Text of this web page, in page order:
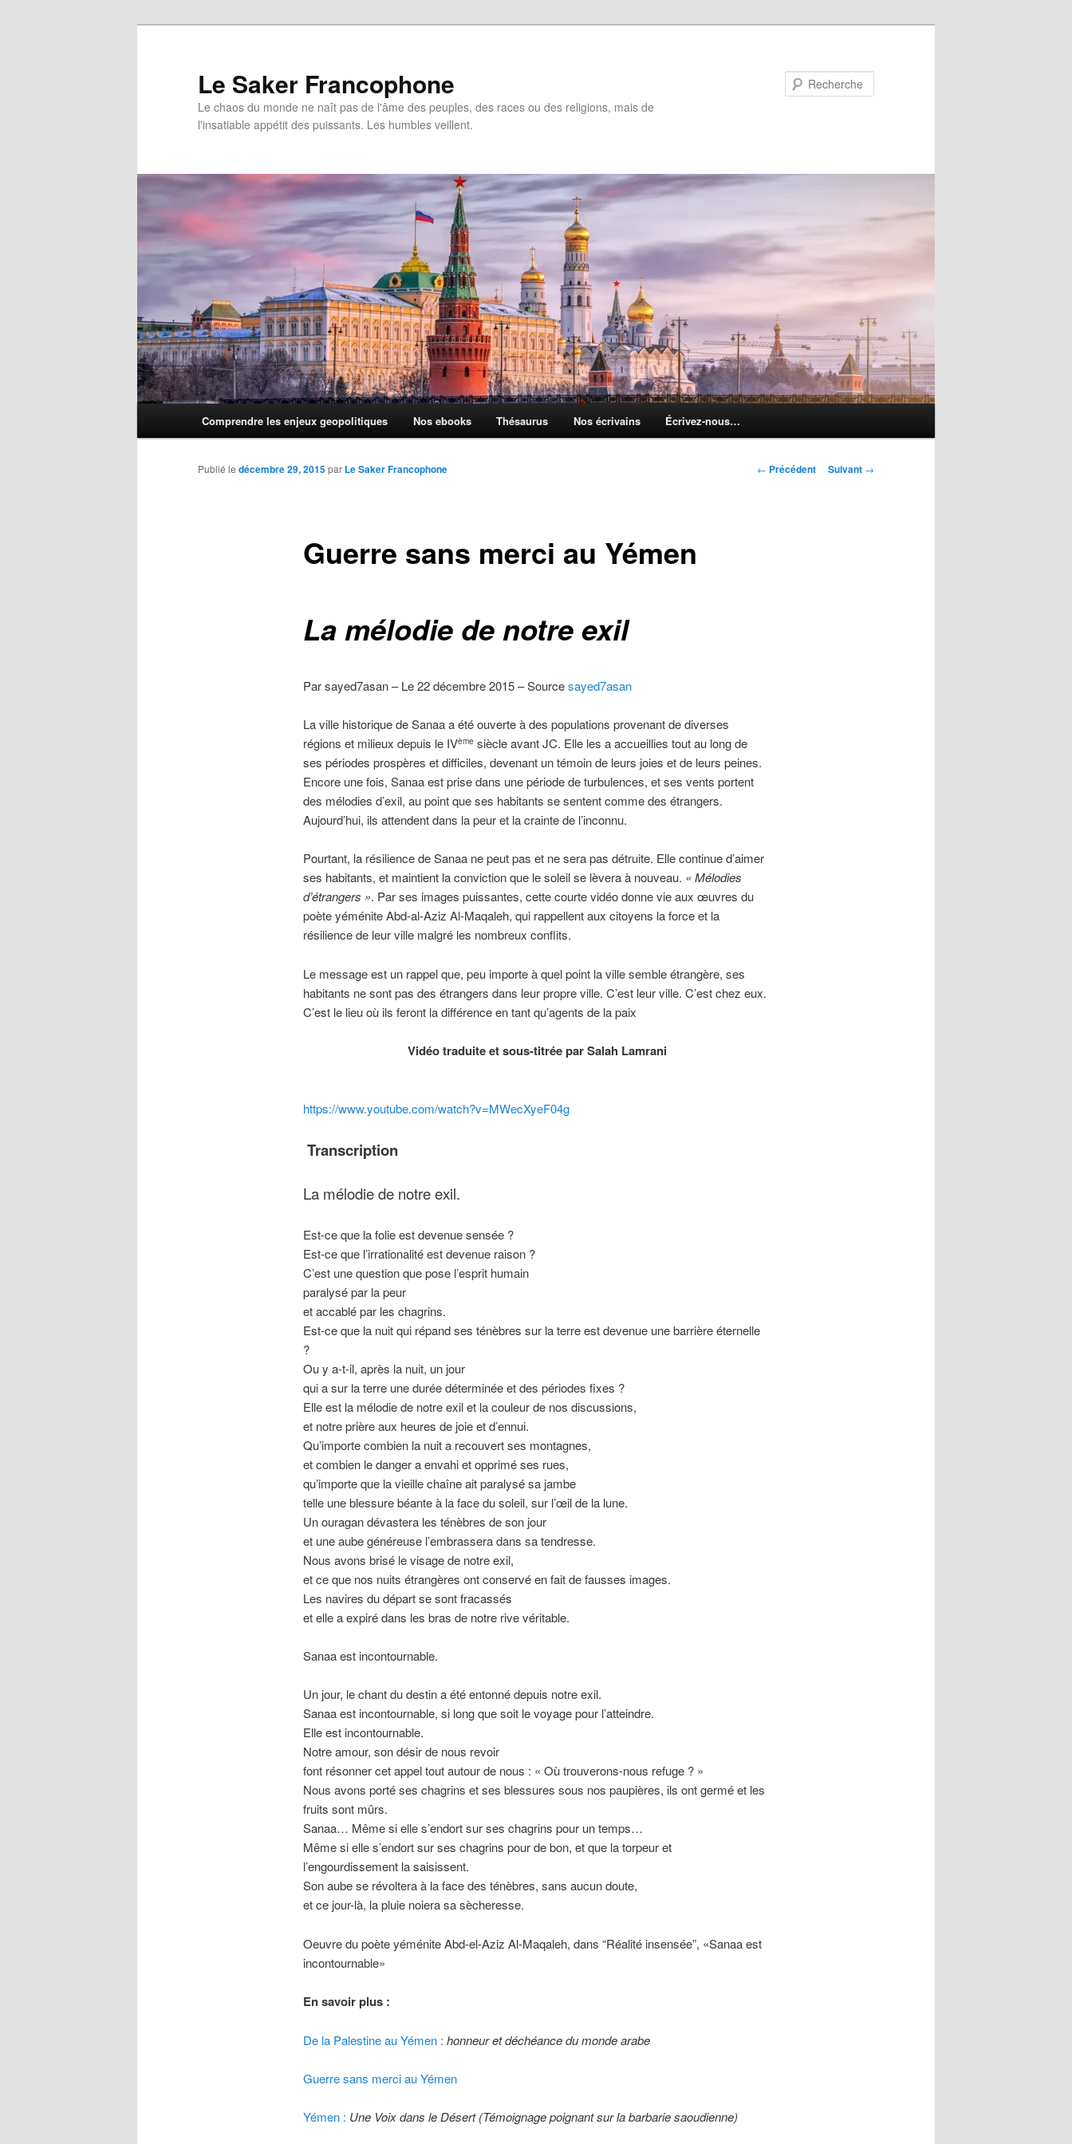
Le Saker Francophone
Le chaos du monde ne naît pas de l'âme des peuples, des races ou des religions, mais de
l'insatiable appétit des puissants. Les humbles veillent.
Comprendre les enjeux geopolitiques Nos ebooks Thésaurus Nos écrivains Écrivez-nous…
Navigation
← Précédent Suivant →
Guerre sans merci au Yémen
La mélodie de notre exil
Publié le décembre 29, 2015par Le Saker Francophone
Par sayed7asan – Le 22 décembre 2015 – Sourcesayed7asan
La ville historique de Sanaa a été ouverte à des populations provenant de diverses
régions et milieux depuis le IVème siècle avant JC. Elle les a accueillies tout au long de
ses périodes prospères et difficiles, devenant un témoin de leurs joies et de leurs peines.
Encore une fois, Sanaa est prise dans une période de turbulences, et ses vents portent
des mélodies d’exil, au point que ses habitants se sentent comme des étrangers.
Aujourd’hui, ils attendent dans la peur et la crainte de l’inconnu.
Pourtant, la résilience de Sanaa ne peut pas et ne sera pas détruite. Elle continue d’aimer
ses habitants, et maintient la conviction que le soleil se lèvera à nouveau. « Mélodies
d’étrangers ». Par ses images puissantes, cette courte vidéo donne vie aux œuvres du
poète yéménite Abd-al-Aziz Al-Maqaleh, qui rappellent aux citoyens la force et la
résilience de leur ville malgré les nombreux conflits.
Le message est un rappel que, peu importe à quel point la ville semble étrangère, ses
habitants ne sont pas des étrangers dans leur propre ville. C’est leur ville. C’est chez eux.
C’est le lieu où ils feront la différence en tant qu’agents de la paix
Vidéo traduite et sous-titrée par Salah Lamrani
https://www.youtube.com/watch?v=MWecXyeF04g
Transcription
La mélodie de notre exil.
Est-ce que la folie est devenue sensée ?
Est-ce que l’irrationalité est devenue raison ?
C’est une question que pose l’esprit humain
paralysé par la peur
et accablé par les chagrins.
Est-ce que la nuit qui répand ses ténèbres sur la terre est devenue une barrière éternelle
?
Ou y a-t-il, après la nuit, un jour
qui a sur la terre une durée déterminée et des périodes fixes ?
Elle est la mélodie de notre exil et la couleur de nos discussions,
et notre prière aux heures de joie et d’ennui.
Qu’importe combien la nuit a recouvert ses montagnes,
et combien le danger a envahi et opprimé ses rues,
qu’importe que la vieille chaîne ait paralysé sa jambe
telle une blessure béante à la face du soleil, sur l’œil de la lune.
Un ouragan dévastera les ténèbres de son jour
et une aube généreuse l’embrassera dans sa tendresse.
Nous avons brisé le visage de notre exil,
et ce que nos nuits étrangères ont conservé en fait de fausses images.
Les navires du départ se sont fracassés
et elle a expiré dans les bras de notre rive véritable.
Sanaa est incontournable.
Un jour, le chant du destin a été entonné depuis notre exil.
Sanaa est incontournable, si long que soit le voyage pour l’atteindre.
Elle est incontournable.
Notre amour, son désir de nous revoir
font résonner cet appel tout autour de nous : « Où trouverons-nous refuge ? »
Nous avons porté ses chagrins et ses blessures sous nos paupières, ils ont germé et les
fruits sont mûrs.
Sanaa… Même si elle s’endort sur ses chagrins pour un temps…
Même si elle s’endort sur ses chagrins pour de bon, et que la torpeur et
l’engourdissement la saisissent.
Son aube se révoltera à la face des ténèbres, sans aucun doute,
et ce jour-là, la pluie noiera sa sècheresse.
Oeuvre du poète yéménite Abd-el-Aziz Al-Maqaleh, dans “Réalité insensée”, «Sanaa est
incontournable»
En savoir plus :
De la Palestine au Yémen : honneur et déchéance du monde arabe
Guerre sans merci au Yémen
Yémen : Une Voix dans le Désert (Témoignage poignant sur la barbarie saoudienne)